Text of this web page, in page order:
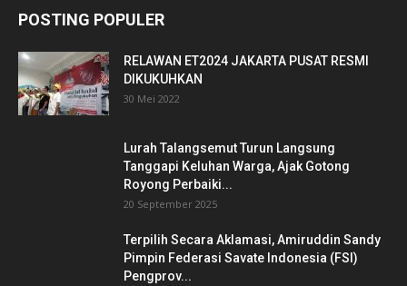
POSTING POPULER
RELAWAN ET2024 JAKARTA PUSAT RESMI
DIKUKUHKAN
30 Mei 2022
Lurah Talangsemut Turun Langsung
Tanggapi Keluhan Warga, Ajak Gotong
Royong Perbaiki...
20 September 2025
Terpilih Secara Aklamasi, Amiruddin Sandy
Pimpin Federasi Savate Indonesia (FSI)
Pengprov...